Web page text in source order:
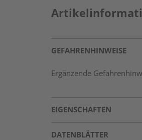
GEFAHRENHINWEISE
Ergänzende
EIGENSCHAFTEN
DATENBLÄTTER